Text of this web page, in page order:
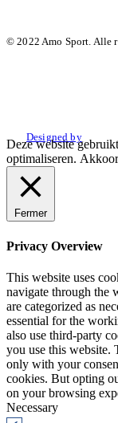
© 2022 Amo Sport. Alle
Designed by
Deze website
optimaliseren.
Fermer
Privacy Overview
This website uses
navigate through the
are categorized as
essential for the
also use third-party
you use this website.
only with your
cookies. But opting
on your browsing
Necessary